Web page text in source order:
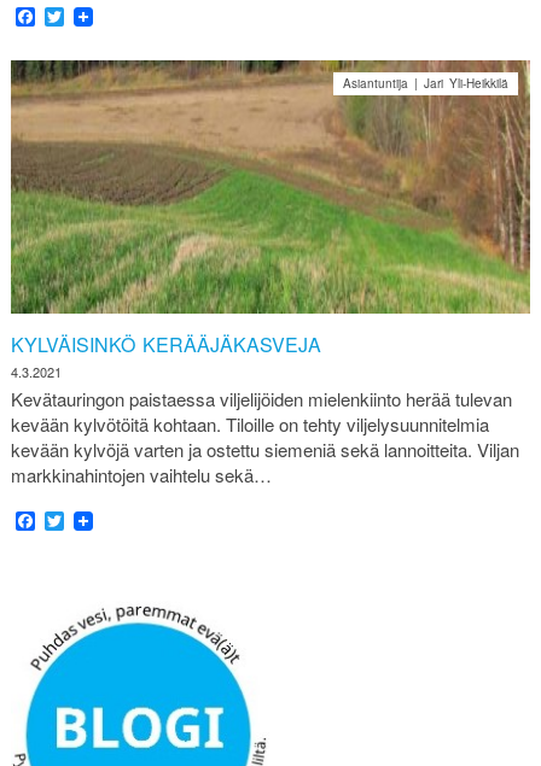
Facebook
Twitter
KYLVÄISINKÖ KERÄÄJÄKASVEJA
4.3.2021
Asiantuntija | Jari Yli-Heikkilä
Kevätauringon paistaessa viljelijöiden mielenkiinto herää tulevan
kevään kylvötöitä kohtaan. Tiloille on tehty viljelysuunnitelmia
kevään kylvöjä varten ja ostettu siemeniä sekä lannoitteita. Viljan
markkinahintojen vaihtelu sekä…
Facebook
Twitter